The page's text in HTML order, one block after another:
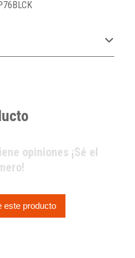
opiniones ¡Sé el
este producto